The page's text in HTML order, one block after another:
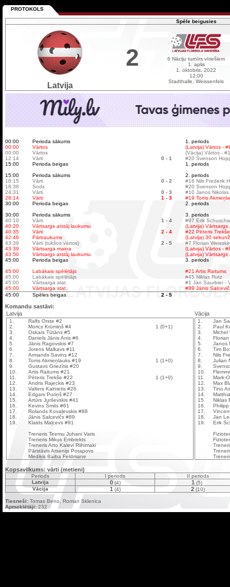
PROTOKOLS
Spēle beigusies
Latvija
2
6 Nāciju turnīrs vīriešiem
1. aplis
1. oktobris, 2022
12:00
Stadthalle, Weissenfels
00:00 Perioda sākums
1. periods
00:00
Vārtos
(Latvija) Vārtos -
00:00
Vārtos
(Vācija) Vārtos -
12:14
Vārti 0 - 1
#20 Svenson
15:00
Perioda beigas
1. periods
15:00
Perioda sākums
2. periods
18:15
Vārti 0 - 2
#16 Nils Frederik
18:38
Sods
#20 Svenson
24:31
Vārti 0 - 3
#10 Janos
28:14
Vārti 1 - 3
#19 Toms
30:00
Perioda beigas
2. periods
30:00
Perioda sākums
3. periods
40:10
Vārti 1 - 4
#97 Erik
40:20
Vārtsargs atstāj laukumu
(Latvija)
40:35
Vārti 2 - 4
#22 Pēteris
42:46
Pārtraukums
(Latvija) 30
43:39
Vārti (tukšos vārtos) 2 - 5
#7 Florian
43:39
Vārtsarga maiņa
(Latvija) Vārtos -
43:50
Vārtsargs atstāj laukumu
(Latvija)
45:00
Perioda beigas
3. periods
45:00
Labākais spēlētājs
#21 Artis Raitums
45:00
Labākais spēlētājs
#45 Niklas Rutz
45:00
Vārtsarga stat.
#1 Jan Saurbier -
45:00
Vārtsarga stat.
#89 Jānis
45:00
Spēles beigas 2 - 5
Komandu sastāvi:
Latvija
Vācija
1.
Ralfs Orste #2
2.
Morics Krūmiņš #4
1 (0+1)
3.
Oskars Tūtāns #5
4.
Daniels Jānis Anis #6
5.
Jānis Ragovskis #7
6.
Jorens Malkavs #11
7.
Armands Savins #12
8.
Toms Akmeņlauks #19
1 (1+0)
9.
Gustavs Griezītis #20
10.
Artis Raitums #21
11.
Pēteris Trekše #22
1 (1+0)
12.
Andris Rajeckis #23
13.
Valters Kalnietis #26
14.
Edgars Puriņš #27
15.
Artūrs Jurševskis #41
16.
Kevins Šmits #61
17.
Rolands Kovaļevskis #88
18.
Jānis Salcevičs #89
19.
Klaids Maļcevs #91
Treneris Teemu Juhani Varis
Treneris Mikus Embrekts
Treneris Arto Kalevi Riihimaki
Pārstāvis Arsenijs Potapovs
Mediķis Baiba Feldmane
1.
Jan
2.
Paul
3.
Michel
4.
5.
Janos
6.
Tim
7.
Nils
8.
Julian
9.
10.
11.
Mark-
12.
Max
13.
Tino
14.
15.
Niklas
16.
17.
18.
Jan
19.
Erik
Kopsavilkums: vārti (metieni)
Periods I periods
II periods
Latvija
0(4) 1 (5)
Vācija
1 (4) 2(10)
Tiesneši: Tomas Beno, Roman Sklenica
Apmeklētāji: 232